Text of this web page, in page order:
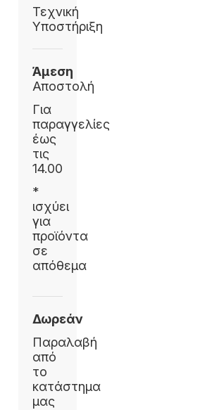
Τεχνική
Υποστήριξη
Άμεση
Αποστολή
Για
παραγγελίες
έως
τις
14.00
*
ισχύει
για
προϊόντα
σε
απόθεμα
Δωρεάν
Παραλαβή
από
το
κατάστημα
μας